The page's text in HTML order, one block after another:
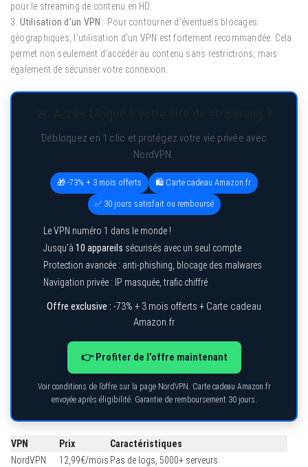
pour le streaming de contenu en HD.
3. Utilisation d’un VPN : Pour contourner d’éventuels blocages
géographiques, l’utilisation d’un VPN est fortement recommandée. Cela
permet non seulement d’accéder au contenu sans restrictions, mais
également de sécuriser votre connexion.
Débloquez en 1 clic et protégez votre vie privée avec
NordVPN.
🎁 -73% + 3 mois offerts 🛍️ Carte cadeau Amazon.fr
✅ 30 jours satisfait ou remboursé
Le VPN numéro 1 dans le monde !
Jusqu’à 10 appareils sécurisés avec un seul compte
Protection avancée : anti-phishing, blocage des malwares
Navigation privée : IP masquée, trafic chiffré
Offre exclusive : -73% + 3 mois offerts + Carte cadeau
Amazon.fr
👉 Profiter de l’offre maintenant
Voir conditions de l’offre sur la page NordVPN. Carte cadeau Amazon.fr
envoyée après éligibilité. Garantie de remboursement 30 jours.
VPN Prix
Caractéristiques
NordVPN
12,99€/mois Pas de logs, 5000+ serveurs